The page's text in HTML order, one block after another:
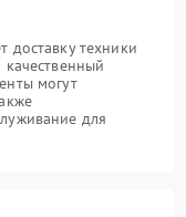
доставку техники
могут
для